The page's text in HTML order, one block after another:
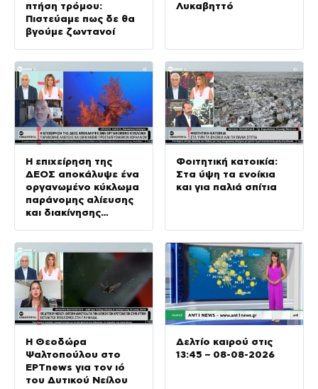
πτήση τρόμου:
Πιστεύαμε πως δε θα
βγούμε ζωντανοί
Λυκαβηττό
Η επιχείρηση της
ΔΕΟΣ αποκάλυψε ένα
οργανωμένο κύκλωμα
παράνομης αλίευσης
και διακίνησης
Φοιτητική κατοικία:
Στα ύψη τα ενοίκια
και για παλιά σπίτια
Η Θεοδώρα
Ψαλτοπούλου στο
ΕΡΤnews για τον ιό
του Δυτικού Νείλου
Δελτίο καιρού στις
13:45 – 08-08-2026